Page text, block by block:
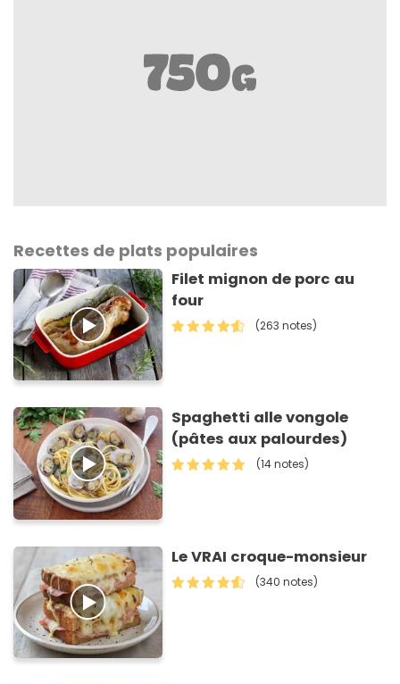
Recettes de plats populaires
Filet mignon de porc au
four
(263 notes)
Spaghetti alle vongole
(pâtes aux palourdes)
(14 notes)
Le VRAI croque-monsieur
(340 notes)